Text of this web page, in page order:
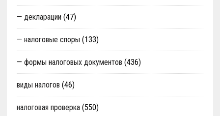
— декларации (47)
— налоговые споры (133)
— формы налоговых документов (436)
виды налогов (46)
налоговая проверка(550)